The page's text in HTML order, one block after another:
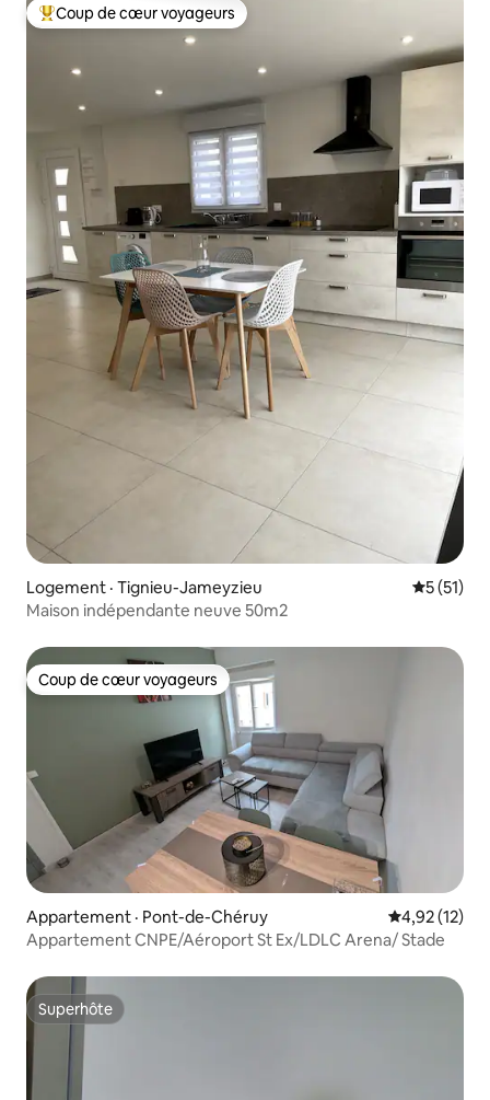
Coup de cœur voyageurs parmi les plus aimés
Coup de cœur voyageurs
Logement · Tignieu-Jameyzieu Note
5 (51)
Maison indépendante neuve 50m2
Coup de cœur voyageurs
Coup de cœur voyageurs
Appartement · Pont-de-Chéruy Note
4,92 (12)
Appartement CNPE/Aéroport St Ex/LDLC Arena/ Stade
Superhôte
Superhôte